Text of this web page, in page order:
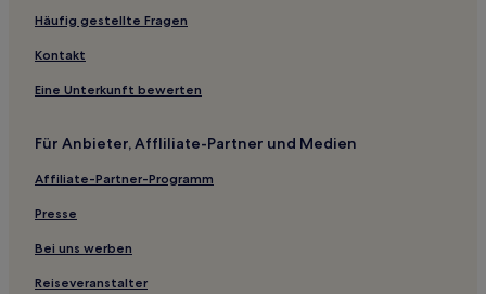
Hotels nahe Atlantikwall Freilichtmuseum
Hotels nahe Aquafun
Koksijde Hotels
Hotels nahe Westgolf
De Haan Hotels
Ostende Hotels
Nieuwpoort Hotels
De Panne Hotels
Häufig gestellte Fragen
Kontakt
Eine Unterkunft bewerten
Für Anbieter, Affliliate-Partner und Medien
Affiliate-Partner-Programm
Presse
Bei uns werben
Reiseveranstalter